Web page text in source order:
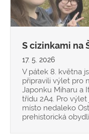
S cizinkami na
17. 5. 2026
V pátek 8. května
připravili výlet pro
Japonku Miharu a
třídu 2A4. Pro
místo nedaleko
prehistorická